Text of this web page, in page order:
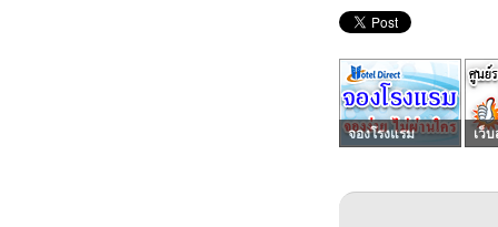
จองโรงแรม เว็